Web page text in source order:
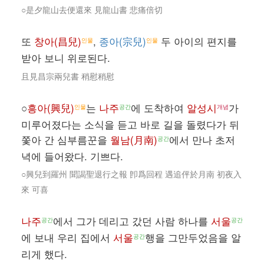
○是夕龍山去便還來 見龍山書 悲痛倍切
또 창아(昌兒)인물, 종아(宗兒)인물 두 아이의 편지를
받아 보니 위로된다.
且見昌宗兩兒書 稍慰稍慰
○흥아(興兒)인물는 나주공간에 도착하여 알성시 개념가
미루어졌다는 소식을 듣고 바로 길을 돌렸다가 뒤
쫓아 간 심부름꾼을 월남(月南)공간에서 만나 초저
녁에 들어왔다. 기쁘다.
○興兒到羅州 聞謁聖退行之報 卽爲回程 遇追伻於月南 初夜入
來 可喜
나주공간에서 그가 데리고 갔던 사람 하나를 서울공간
에 보내 우리 집에서 서울공간행을 그만두었음을 알
리게 했다.